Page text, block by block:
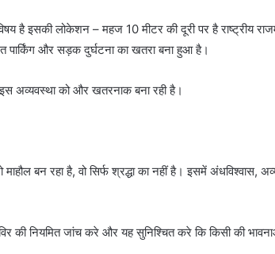
है इसकी लोकेशन – महज 10 मीटर की दूरी पर है राष्ट्रीय
और सड़क दुर्घटना का खतरा बना हुआ है।
इस अव्यवस्था को और खतरनाक बना रही है।
माहौल बन रहा है, वो सिर्फ श्रद्धा का नहीं है। इसमें
की नियमित जांच करे और यह सुनिश्चित करे कि किसी की